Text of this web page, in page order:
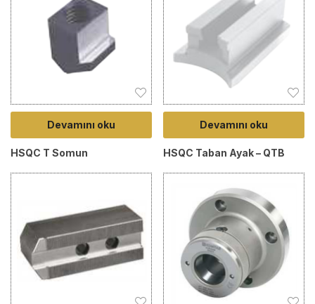
Devamını oku
HSQC T Somun
Devamını oku
HSQC Taban Ayak – QTB